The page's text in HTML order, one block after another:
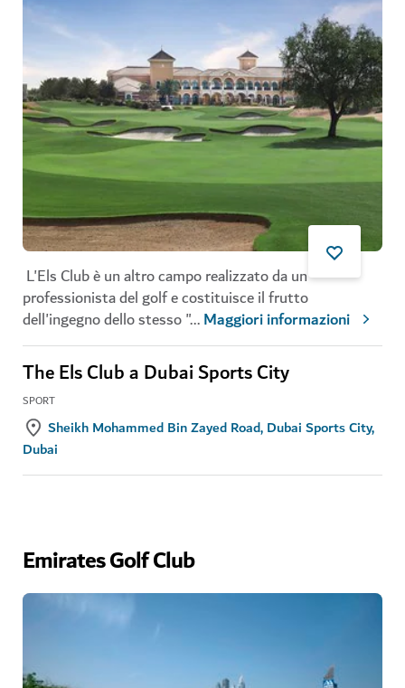
L'Els Club è un altro campo realizzato da un
professionista del golf e costituisce il frutto
dell'ingegno dello stesso "...Maggiori informazioni
The Els Club a Dubai Sports City
SPORT
Sheikh Mohammed Bin Zayed Road, Dubai Sports City,
Dubai
Emirates Golf Club